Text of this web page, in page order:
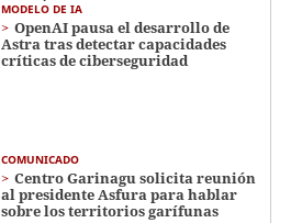
MODELO DE IA
OpenAI pausa el desarrollo de
Astra tras detectar capacidades
críticas de ciberseguridad
COMUNICADO
Centro Garinagu solicita reunión
al presidente Asfura para hablar
sobre los territorios garífunas